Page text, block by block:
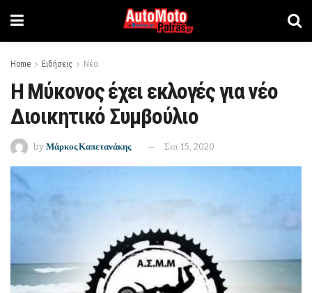
Home Ειδήσεις Νέα
Η Μύκονος έχει εκλογές για νέο
Διοικητικό Συμβούλιο
by Μάρκος Καπετανάκης Σεπ 15, 2020